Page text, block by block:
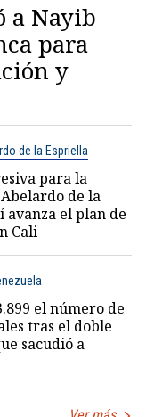
a Nayib
para
y
de la Espriella
para la
de la
avanza el plan de
Cali
el número de
tras el doble
sacudió a